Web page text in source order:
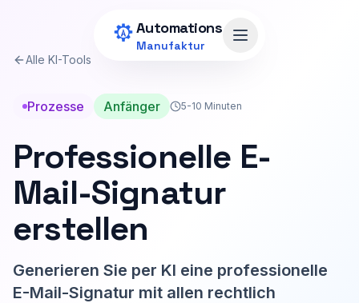
Automations
Manufaktur Menü öffnen
Alle KI-Tools
Prozesse Anfänger 5-10 Minuten
Professionelle E-
Mail-Signatur
erstellen
Generieren Sie per KI eine professionelle
E-Mail-Signatur mit allen rechtlich